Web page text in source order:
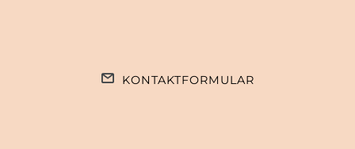
KONTAKTFORMULAR